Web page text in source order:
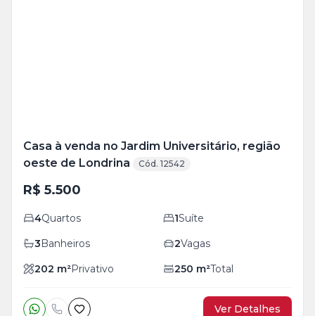
Casa à venda no Jardim Universitário, região
oeste de Londrina
Cód. 12542
R$ 5.500
4Quartos 1Suíte
3Banheiros 2Vagas
202 m²Privativo 250 m²Total
Ver Detalhes